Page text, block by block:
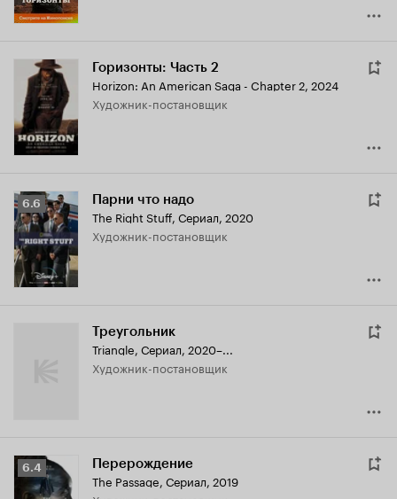
Горизонты: Часть 2
Horizon: An American Saga - Chapter 2, 2024
Художник-постановщик
Рейтинг
Кинопоиска
6.6
6.6 Парни что надо
The Right Stuff, Сериал, 2020
Художник-постановщик
Треугольник
Triangle, Сериал, 2020–...
Художник-постановщик
Рейтинг
Кинопоиска
6.4 Перерождение
The Passage, Сериал, 2019